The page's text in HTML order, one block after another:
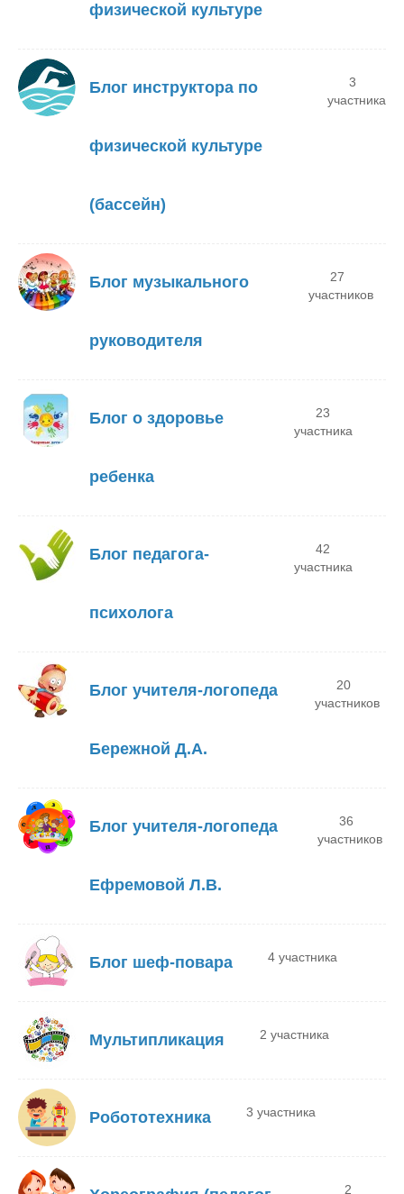
физической культуре
Блог инструктора по
физической культуре
(бассейн)
3
участника
Блог музыкального
руководителя
27
участников
Блог о здоровье
ребенка
23
участника
Блог педагога-
психолога
42
участника
Блог учителя-логопеда
Бережной Д.А.
20
участников
Блог учителя-логопеда
Ефремовой Л.В.
36
участников
Блог шеф-повара 4 участника
Мультипликация 2 участника
Робототехника 3 участника
2